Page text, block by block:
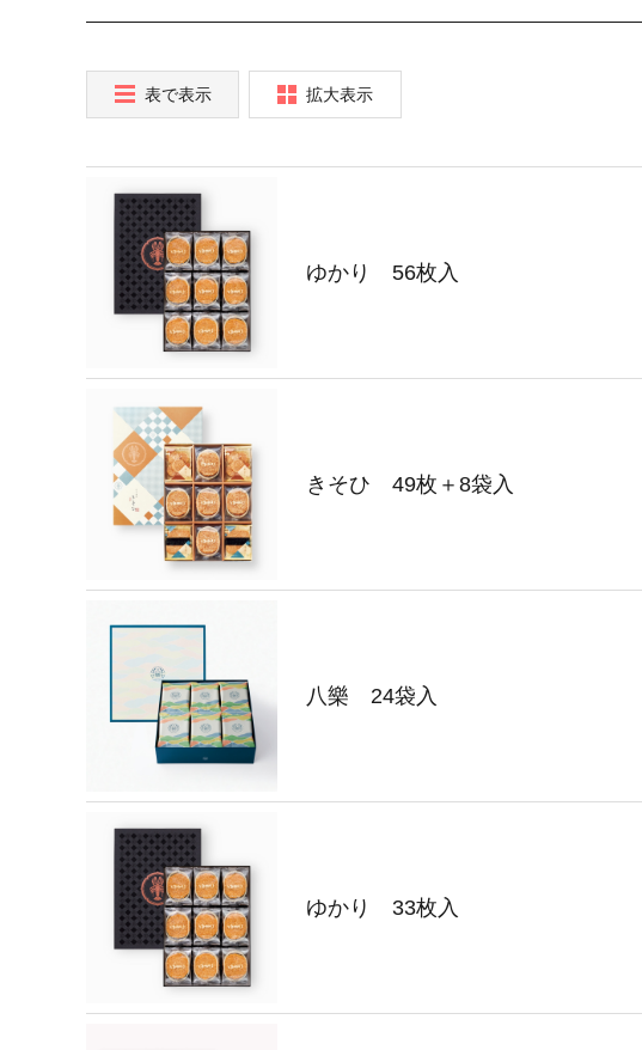
拡大表示
表で表示
ゆかり 56枚入
きそひ 49枚＋8袋入
八樂 24袋入
ゆかり 33枚入